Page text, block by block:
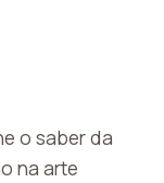
o saber da
na arte